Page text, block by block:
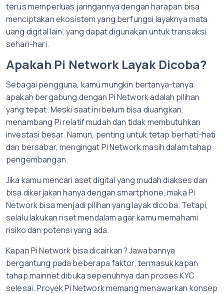
terus memperluas jaringannya dengan harapan bisa
menciptakan ekosistem yang berfungsi layaknya mata
uang digital lain, yang dapat digunakan untuk transaksi
sehari-hari.
Apakah Pi Network Layak Dicoba?
Sebagai pengguna, kamu mungkin bertanya-tanya
apakah bergabung dengan Pi Network adalah pilihan
yang tepat. Meski saat ini belum bisa diuangkan,
menambang Pi relatif mudah dan tidak membutuhkan
investasi besar. Namun, penting untuk tetap berhati-hati
dan bersabar, mengingat Pi Network masih dalam tahap
pengembangan.
Jika kamu mencari aset digital yang mudah diakses dan
bisa dikerjakan hanya dengan smartphone, maka Pi
Network bisa menjadi pilihan yang layak dicoba. Tetapi,
selalu lakukan riset mendalam agar kamu memahami
risiko dan potensi yang ada.
Kapan Pi Network bisa dicairkan? Jawabannya
bergantung pada beberapa faktor, termasuk kapan
tahap mainnet dibuka sepenuhnya dan proses KYC
selesai. Proyek Pi Network memang menawarkan konsep